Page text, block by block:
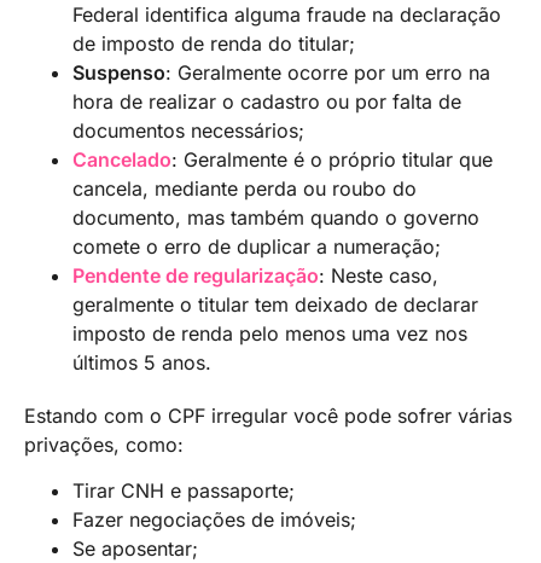
Federal identifica alguma fraude na declaração
de imposto de renda do titular;
Suspenso: Geralmente ocorre por um erro na
hora de realizar o cadastro ou por falta de
documentos necessários;
Cancelado: Geralmente é o próprio titular que
cancela, mediante perda ou roubo do
documento, mas também quando o governo
comete o erro de duplicar a numeração;
Pendente de regularização: Neste caso,
geralmente o titular tem deixado de declarar
imposto de renda pelo menos uma vez nos
últimos 5 anos.
Estando com o CPF irregular você pode sofrer várias
privações, como:
Tirar CNH e passaporte;
Fazer negociações de imóveis;
Se aposentar;